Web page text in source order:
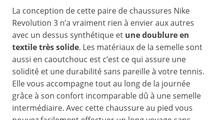
La conception de cette paire de chaussures Nike
Revolution 3 n’a vraiment rien à envier aux autres
avec un dessus synthétique et une doublure en
textile très solide. Les matériaux de la semelle sont
aussi en caoutchouc est c’est ce qui assure une
solidité et une durabilité sans pareille à votre tennis.
Elle vous accompagne tout au long de la journée
grâce à son confort incomparable dû à une semelle
intermédiaire. Avec cette chaussure au pied vous